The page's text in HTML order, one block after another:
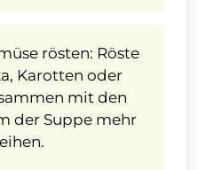
rösten: Röste
Karotten oder
mit den
der Suppe mehr